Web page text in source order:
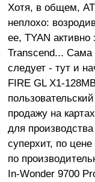
Хотя, в общем,
неплохо:
ее, TYAN
Transcend... Сама
следует - тут и
FIRE GL X1-
продажу на
для
суперхит, по
по
In-Wonder 9700